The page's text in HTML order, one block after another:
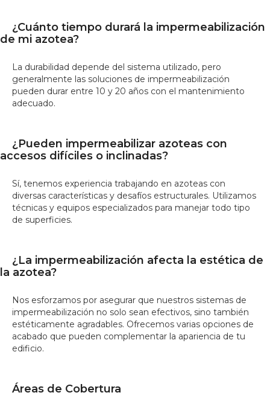
¿Cuánto tiempo durará la impermeabilización
de mi azotea?
La durabilidad depende del sistema utilizado, pero
generalmente las soluciones de impermeabilización
pueden durar entre 10 y 20 años con el mantenimiento
adecuado.
¿Pueden impermeabilizar azoteas con
accesos difíciles o inclinadas?
Sí, tenemos experiencia trabajando en azoteas con
diversas características y desafíos estructurales. Utilizamos
técnicas y equipos especializados para manejar todo tipo
de superficies.
¿La impermeabilización afecta la estética de
la azotea?
Nos esforzamos por asegurar que nuestros sistemas de
impermeabilización no solo sean efectivos, sino también
estéticamente agradables. Ofrecemos varias opciones de
acabado que pueden complementar la apariencia de tu
edificio.
Áreas de Cobertura